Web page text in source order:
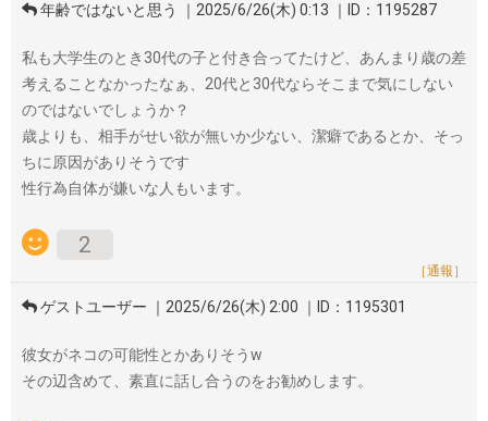
年齢ではないと思う ｜2025/6/26(木) 0:13 ｜ID：1195287
私も大学生のとき30代の子と付き合ってたけど、あんまり歳の差
考えることなかったなぁ、20代と30代ならそこまで気にしない
のではないでしょうか？
歳よりも、相手がせい欲が無いか少ない、潔癖であるとか、そっ
ちに原因がありそうです
性行為自体が嫌いな人もいます。
2
［通報］
ゲストユーザー ｜2025/6/26(木) 2:00 ｜ID：1195301
彼女がネコの可能性とかありそうw
その辺含めて、素直に話し合うのをお勧めします。